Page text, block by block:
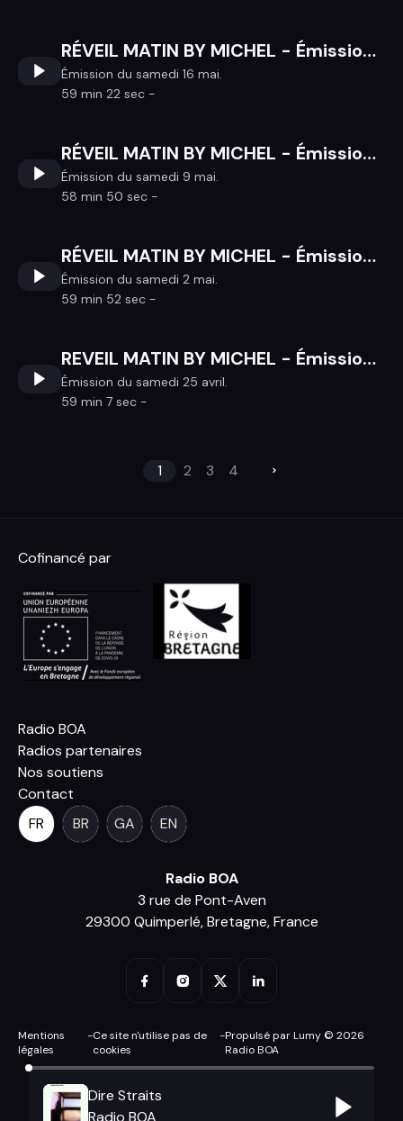
RÉVEIL MATIN BY MICHEL - Émission du samedi 16 mai
Émission du samedi 16 mai.
59 min 22 sec -
RÉVEIL MATIN BY MICHEL - Émission du samedi 9 mai
Émission du samedi 9 mai.
58 min 50 sec -
RÉVEIL MATIN BY MICHEL - Émission du samedi 2 mai
Émission du samedi 2 mai.
59 min 52 sec -
REVEIL MATIN BY MICHEL - Émission du samedi 25 avril
Émission du samedi 25 avril.
59 min 7 sec -
1 2 3 4
Cofinancé par
Radio BOA
Radios partenaires
Nos soutiens
Contact
FR
BR GA EN
Radio BOA
3 rue de Pont-Aven
29300 Quimperlé, Bretagne, France
Mentions
légales
-Ce site n'utilise pas de
cookies
-Propulsé par Lumy © 2026
Radio BOA
Dire Straits
Radio BOA